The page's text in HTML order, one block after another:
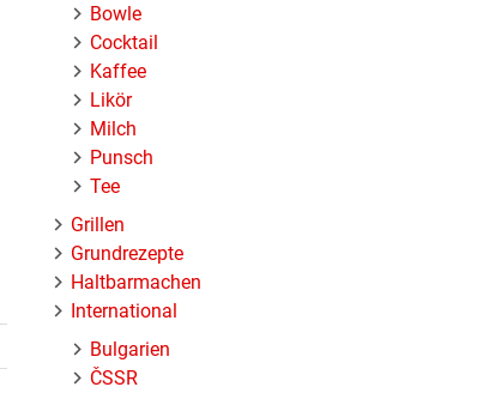
Bowle
Cocktail
Kaffee
Likör
Milch
Punsch
Tee
Grillen
Grundrezepte
Haltbarmachen
International
Bulgarien
ČSSR